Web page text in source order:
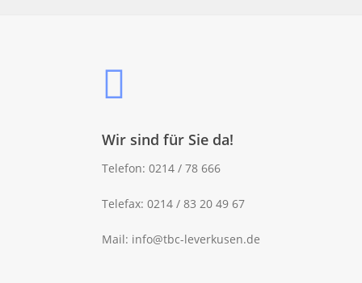
Wir sind für Sie da!
Telefon: 0214 / 78 666
Telefax: 0214 / 83 20 49 67
Mail: info@tbc-leverkusen.de